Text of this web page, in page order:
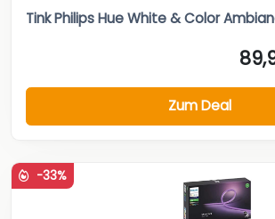
Tink Philips Hue White & Color
Zum Deal
-33%